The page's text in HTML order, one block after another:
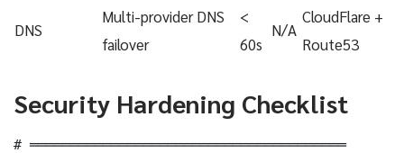
DNS
Multi-provider DNS
failover
<
60s
N/A
CloudFlare +
Route53
Security Hardening Checklist
# ═══════════════════════════════════════